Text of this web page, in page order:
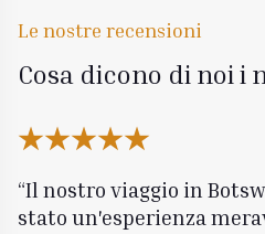
Le nostre recensioni
Cosa dicono di noi i
Il nostro viaggio in
stato un'esperienza